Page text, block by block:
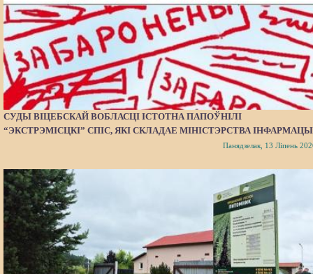
СУДЫ ВІЦЕБСКАЙ ВОБЛАСЦІ ІСТОТНА ПАПОЎНІЛІ
“ЭКСТРЭМІСЦКІ” СПІС, ЯКІ СКЛАДАЕ МІНІСТЭРСТВА
Панядзелак, 13 Ліпень